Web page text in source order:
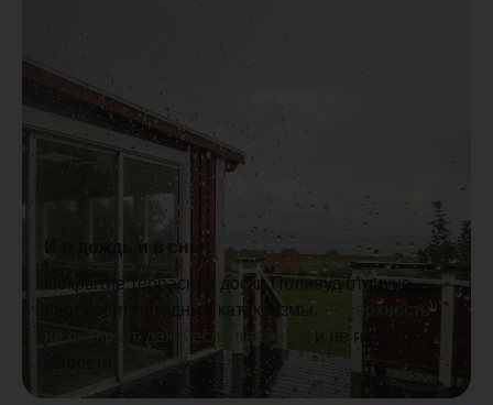
И в дождь и в снег
Покрытие террасной доски Поливуд отлично
переносит погодные катаклизмы. Поверхность
не скользит, даже если влажная
, и не гниёт от